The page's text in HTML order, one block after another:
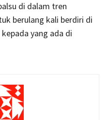
di dalam tren
berulang kali berdiri di
yang ada di